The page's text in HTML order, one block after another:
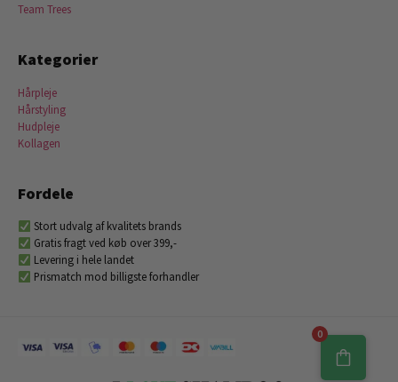
Team Trees
Kategorier
Hårpleje
Hårstyling
Hudpleje
Kollagen
Fordele
Stort udvalg af kvalitets brands
Gratis fragt ved køb over 399,-
Levering i hele landet
Prismatch mod billigste forhandler
0